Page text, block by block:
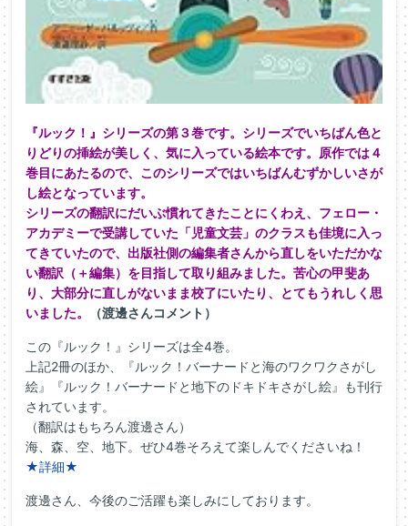
『ルック！』シリーズの第３巻です。シリーズでいちばん色と
りどりの挿絵が美しく、気に入っている絵本です。原作では４
巻目にあたるので、このシリーズではいちばんむずかしいさが
し絵となっています。
シリーズの翻訳にだいぶ慣れてきたことにくわえ、フェロー・
アカデミーで受講していた「児童文芸」のクラスも佳境に入っ
てきていたので、出版社側の編集者さんから直しをいただかな
い翻訳（＋編集）を目指して取り組みました。苦心の甲斐あ
り、大部分に直しがないまま校了にいたり、とてもうれしく思
いました。
（渡邊さんコメント）
この『ルック！』シリーズは全4巻。
上記2冊のほか、『ルック！バーナードと海のワクワクさがし
絵』『ルック！バーナードと地下のドキドキさがし絵』も刊行
されています。
（翻訳はもちろん渡邊さん）
海、森、空、地下。ぜひ4巻そろえて楽しんでくださいね！
★詳細★
渡邊さん、今後のご活躍も楽しみにしております。